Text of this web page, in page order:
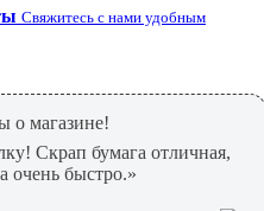
Свяжитесь с нами удобным
о магазине!
Скрап бумага отличная,
очень быстро.»